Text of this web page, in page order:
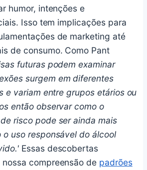
humor, intenções e
Isso tem implicações para
de marketing até
de consumo. Como Pant
futuras podem examinar
surgem em diferentes
e variam entre grupos etários ou
então observar como o
risco pode ser ainda mais
o uso responsável do álcool
Essas descobertas
compreensão de padrões